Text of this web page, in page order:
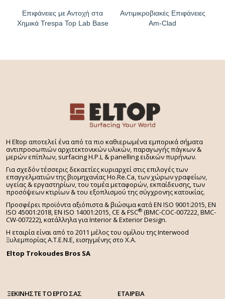
Επιφάνειες με Αντοχή στα
Χημικά Trespa Top Lab Base
Αντιμικροβιακές Επιφάνειες
Am-Clad
H Eltop αποτελεί ένα από τα πιο καθιερωμένα εμπορικά σήματα
αντιπροσωπιών αρχιτεκτονικών υλικών, παραγωγής πάγκων &
μερών επίπλων, surfacing H.P.L & panelling ειδικών πυρήνων.
Για σχεδόν τέσσερις δεκαετίες κυριαρχεί στις επιλογές των
επαγγελματιών της βιομηχανίας Ho.Re.Ca, των χώρων γραφείων,
υγείας & εργαστηρίων, του τομέα μεταφορών, εκπαίδευσης, των
προσόψεων κτιρίων & του εξοπλισμού της σύγχρονης κατοικίας.
Προσφέρει προϊόντα αξιόπιστα & βιώσιμα κατά EN ISO 9001:2015, EN
ISO 45001:2018, EN ISO 14001:2015,CE & FSC® (BMC-COC-007222, BMC-
CW-007222), κατάλληλα για Interior & Exterior Design.
Η εταιρία είναι από το 2011 μέλος του ομίλου της Interwood
Ξυλεμπορίας Α.Τ.Ε.Ν.Ε, εισηγμένης στο Χ.A.
Eltop Trokoudes Bros SA
ΞΕΚΙΝΗΣΤΕ ΤΟ ΕΡΓΟ ΣΑΣ ΕΤΑΙΡΕΙΑ